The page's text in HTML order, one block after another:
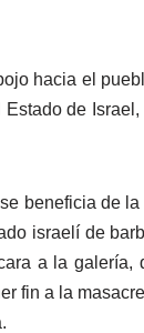
hacia el
de
beneficia de
israelí de
a la
fin a la